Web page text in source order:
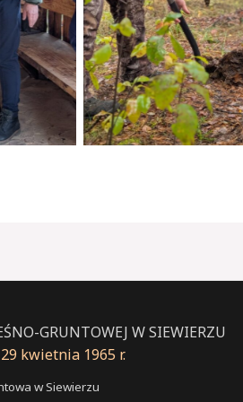
GRUNTOWEJ W SIEWIERZU
29 kwietnia 1965 r.
w Siewierzu